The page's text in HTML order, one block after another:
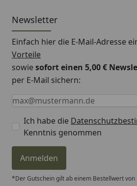
Newsletter
Einfach hier die E-Mail-Adresse
Vorteile
sowiesofort einen 5,00 €
per E-Mail sichern:
Keine Eingabe erforderlich
Eingabe erforderlich
E-Mail *
Ich habe die
Kenntnis genommen
Anmelden
*Der Gutschein gilt ab einem Bestellwert von